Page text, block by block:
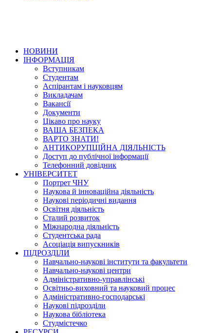
НОВИНИ
ІНФОРМАЦІЯ
Вступникам
Студентам
Аспірантам і науковцям
Викладачам
Вакансії
Документи
Цікаво про науку
ВАША БЕЗПЕКА
ВАРТО ЗНАТИ!
АНТИКОРУПЦІЙНА ДІЯЛЬНІСТЬ
Доступ до публічної інформації
Телефонний довідник
УНІВЕРСИТЕТ
Портрет ЧНУ
Наукова й інноваційна діяльність
Наукові періодичні видання
Освітня діяльність
Сталий розвиток
Міжнародна діяльність
Студентська рада
Асоціація випускників
ПІДРОЗДІЛИ
Навчально-наукові інститути та факультети
Навчально-наукові центри
Адміністративно-управлінські
Освітньо-виховний та науковий процес
Адміністративно-господарські
Наукові підрозділи
Наукова бібліотека
Студмістечко